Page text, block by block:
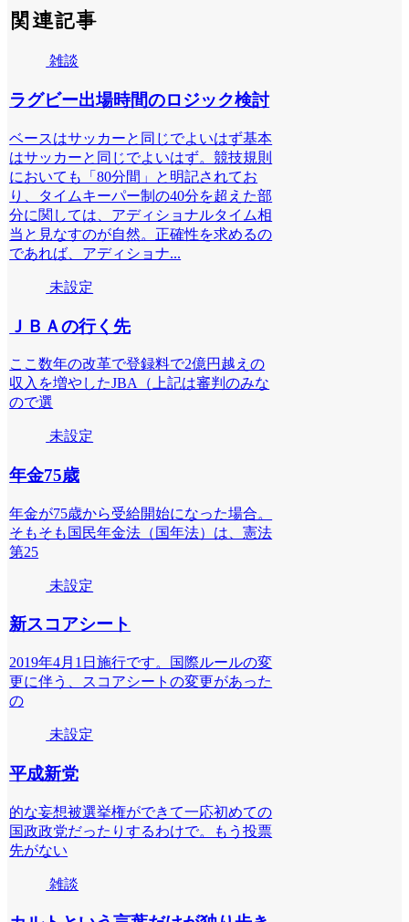
関連記事
雑談
ラグビー出場時間のロジック検討
ベースはサッカーと同じでよいはず基本
はサッカーと同じでよいはず。競技規則
においても「80分間」と明記されてお
り、タイムキーパー制の40分を超えた部
分に関しては、アディショナルタイム相
当と見なすのが自然。正確性を求めるの
であれば、アディショナ...
未設定
ＪＢＡの行く先
ここ数年の改革で登録料で2億円越えの
収入を増やしたJBA（上記は審判のみな
ので選
未設定
年金75歳
年金が75歳から受給開始になった場合。
そもそも国民年金法（国年法）は、憲法
第25
未設定
新スコアシート
2019年4月1日施行です。国際ルールの変
更に伴う、スコアシートの変更があった
の
未設定
平成新党
的な妄想被選挙権ができて一応初めての
国政政党だったりするわけで。もう投票
先がない
雑談